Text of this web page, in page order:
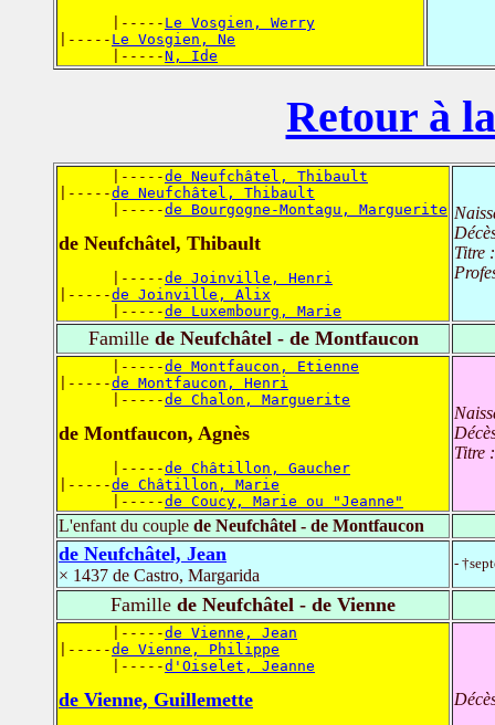
      |-----
Le Vosgien, Werry
|----- Le Vosgien, Ne
      |-----
N, Ide
Retour à
      |-----
de Neufchâtel, Thibault
|-----de Neufchâtel, Thibault
      |-----
de Bourgogne-Montagu, Marguerite
de Neufchâtel, Thibault
      |-----
de Joinville, Henri
|-----de Joinville, Alix
      |-----
de Luxembourg, Marie
Titre
Famillede Neufchâtel - de Montfaucon
      |-----
de Montfaucon, Etienne
|-----de Montfaucon, Henri
      |-----
de Chalon, Marguerite
de Montfaucon, Agnès
      |-----
de Châtillon, Gaucher
|-----de Châtillon, Marie
      |-----
de Coucy, Marie ou "Jeanne"
Titre
L'enfant du couple de Neufchâtel - de Montfaucon
de Neufchâtel, Jean
× 1437 de Castro, Margarida
-
Famille de Neufchâtel - de Vienne
      |-----
de Vienne, Jean
|-----de Vienne, Philippe
      |-----
d'Oiselet, Jeanne
de Vienne, Guillemette